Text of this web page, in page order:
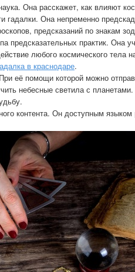
Она расскажет, как влияют
гадалки. Она непременно
предсказаний по знакам
предсказательных практик. Она
любого космического тела
в краснодаре.
её помощи которой можно
небесные светила с
контента. Он доступным языком